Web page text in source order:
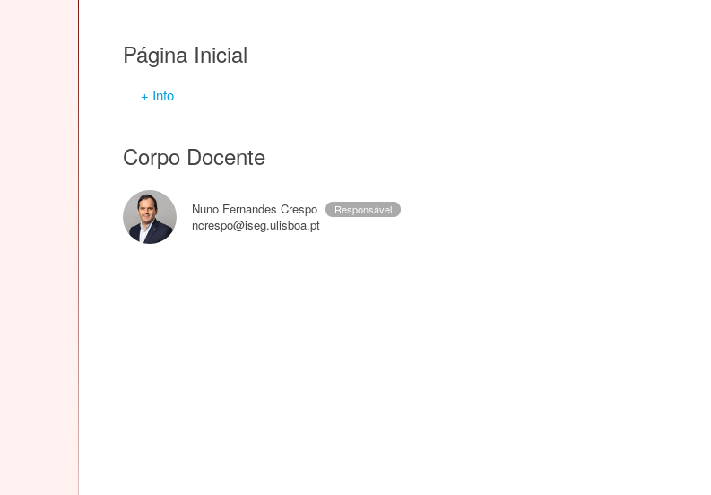
Página Inicial
+ Info
Corpo Docente
Nuno Fernandes Crespo Responsável
ncrespo@iseg.ulisboa.pt